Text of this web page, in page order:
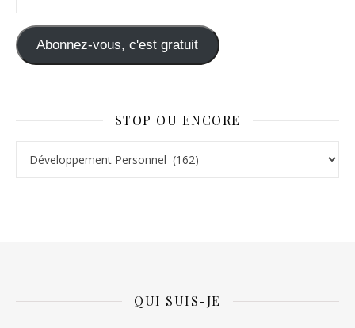
Abonnez-vous, c'est gratuit
STOP OU ENCORE
QUI SUIS-JE